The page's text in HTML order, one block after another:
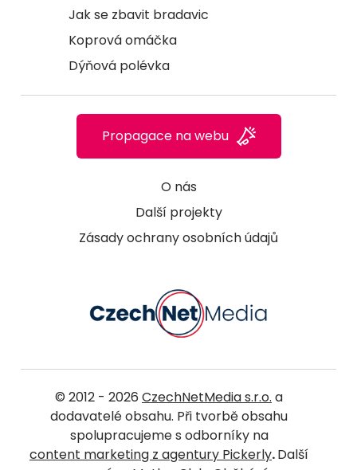
Jak se zbavit bradavic
Koprová omáčka
Dýňová polévka
O nás
Další projekty
Zásady ochrany osobních údajů
Propagace na webu
© 2012 - 2026 CzechNetMedia s.r.o. a
dodavatelé obsahu. Při tvorbě obsahu
spolupracujeme s odborníky na
content marketing z agentury Pickerly.Další